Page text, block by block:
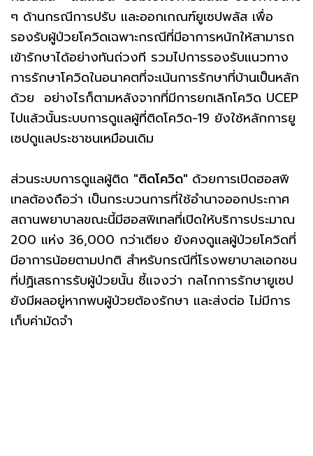
ๆ ด้านกรณีการปรับ และออกเกณฑ์ยูเซปพลัส เพื่อ
รองรับผู้ป่วยโควิดเฉพาะกรณีที่มีอาการหนักให้สามารถ
เข้ารักษาได้อย่างทันถ่วงที รวมไปการรองรับแนวทาง
การรักษาโควิดในอนาคตที่จะเน้นการรักษาที่บ้านเป็นหลัก
ด้วย อย่างไรก็ตามหลังจากที่มีการยกเลิกโควิด UCEP
ไปแล้วนั้นระบบการดูแลผู้ที่ติดโควิด-19 ยังใช้หลักการยู
เซปดูแลประชาชนเหมือนเดิม
ส่วนระบบการดูแลผู้ติด "ติดโควิด" ด้วยการเปิดฮอสพิ
เทลต้องถือว่า เป็นกระบวนการที่ใช้อำนาจออกประกาศ
สถานพยาบาลขณะนี้มีฮอสพิเทลที่เปิดให้บริการประมาณ
200 แห่ง 36,000 กว่าเตียง ยังคงดูแลผู้ป่วยโควิดที่
มีอาการน้อยตามปกติ สำหรับกรณีที่โรงพยาบาลเอกชน
ที่ปฏิเสธการรับผู้ป่วยนั้น ชี้แจงว่า กลไกการรักษายูเซป
ยังมีผลอยู่หากพบผู้ป่วยต้องรักษา และส่งต่อ ไม่มีการ
เก็บค่ามัดจำ